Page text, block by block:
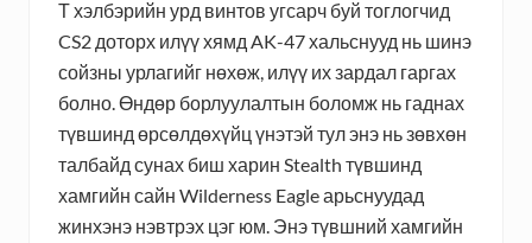
Т хэлбэрийн урд винтов угсарч буй тоглогчид
CS2 доторх илүү хямд AK-47 хальснууд нь шинэ
сойзны урлагийг нөхөж, илүү их зардал гаргах
болно. Өндөр борлуулалтын боломж нь гаднах
түвшинд өрсөлдөхүйц үнэтэй тул энэ нь зөвхөн
талбайд сунах биш харин Stealth түвшинд
хамгийн сайн Wilderness Eagle арьснуудад
жинхэнэ нэвтрэх цэг юм. Энэ түвшний хамгийн